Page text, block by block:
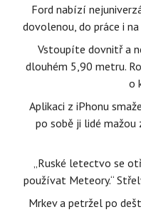
Ford nabízí
dovolenou, do práce i
Vstoupíte dovnitř a
dlouhém 5,90 metru.
o
Aplikaci z iPhonu
po sobě ji lidé mažou
„Ruské letectvo se
používat Meteory.“
Mrkev a petržel po